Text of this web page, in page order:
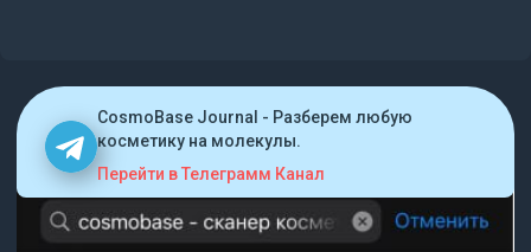
CosmoBase Journal - Разберем любую
косметику на молекулы.
Перейти в Телеграмм Канал